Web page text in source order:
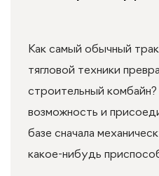
Как самый обычный
тягловой техники
строительный комбайн?
возможность и
базе сначала
какое-нибудь